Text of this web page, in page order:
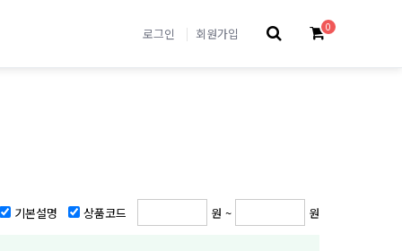
로그인 회원가입 0
기본설명 상품코드 원 ~ 원